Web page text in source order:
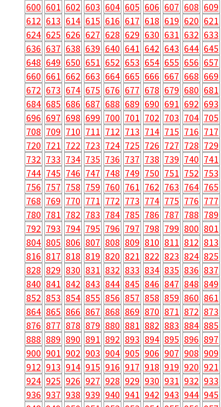
600 601 602 603 604 605 606 607 608 609
612 613 614 615 616 617 618 619 620 621
624 625 626 627 628 629 630 631 632 633
636 637 638 639 640 641 642 643 644 645
648 649 650 651 652 653 654 655 656 657
660 661 662 663 664 665 666 667 668 669
672 673 674 675 676 677 678 679 680 681
684 685 686 687 688 689 690 691 692 693
696 697 698 699 700 701 702 703 704 705
708 709 710 711 712 713 714 715 716 717
720 721 722 723 724 725 726 727 728 729
732 733 734 735 736 737 738 739 740 741
744 745 746 747 748 749 750 751 752 753
756 757 758 759 760 761 762 763 764 765
768 769 770 771 772 773 774 775 776 777
780 781 782 783 784 785 786 787 788 789
792 793 794 795 796 797 798 799 800 801
804 805 806 807 808 809 810 811 812 813
816 817 818 819 820 821 822 823 824 825
828 829 830 831 832 833 834 835 836 837
840 841 842 843 844 845 846 847 848 849
852 853 854 855 856 857 858 859 860 861
864 865 866 867 868 869 870 871 872 873
876 877 878 879 880 881 882 883 884 885
888 889 890 891 892 893 894 895 896 897
900 901 902 903 904 905 906 907 908 909
912 913 914 915 916 917 918 919 920 921
924 925 926 927 928 929 930 931 932 933
936 937 938 939 940 941 942 943 944 945